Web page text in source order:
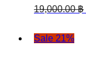
19,000.00฿
Sale 21%